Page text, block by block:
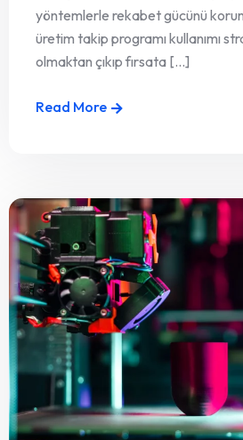
yöntemlerle rekabet gücünü
üretim takip programı kullanımı
olmaktan çıkıp fırsata [...]
Read More